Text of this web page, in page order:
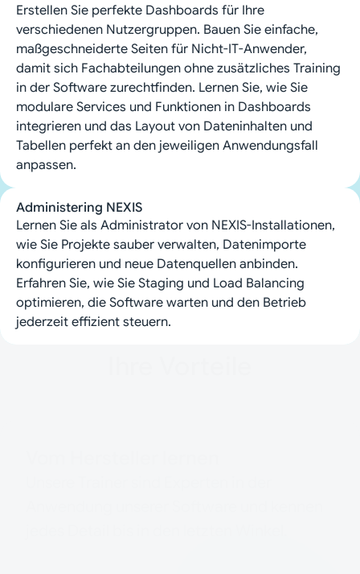
Erstellen Sie perfekte Dashboards für Ihre
verschiedenen Nutzergruppen. Bauen Sie einfache,
maßgeschneiderte Seiten für Nicht-IT-Anwender,
damit sich Fachabteilungen ohne zusätzliches Training
in der Software zurechtfinden. Lernen Sie, wie Sie
modulare Services und Funktionen in Dashboards
integrieren und das Layout von Dateninhalten und
Tabellen perfekt an den jeweiligen Anwendungsfall
anpassen.
Administering NEXIS
Lernen Sie als Administrator von NEXIS-Installationen,
wie Sie Projekte sauber verwalten, Datenimporte
konfigurieren und neue Datenquellen anbinden.
Erfahren Sie, wie Sie Staging und Load Balancing
optimieren, die Software warten und den Betrieb
jederzeit effizient steuern.